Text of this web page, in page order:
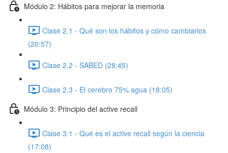
Módulo 2: Hábitos para mejorar la memoria
Clase 2.1 - Qué son los hábitos y cómo cambiarlos
(20:57)
Clase 2.2 - SABED (28:45)
Clase 2.3 - El cerebro 75% agua (18:05)
Módulo 3: Principio del active recall
Clase 3.1 - Qué es el active recall según la ciencia
(17:08)